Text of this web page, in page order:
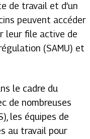
de travail et d’un
peuvent accéder
leur file active de
(SAMU) et
le cadre du
de nombreuses
les équipes de
au travail pour